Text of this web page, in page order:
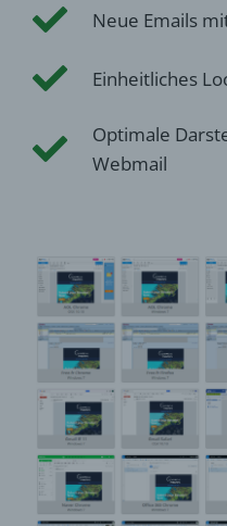
Neue Emails
Einheitliches
Optimale
Webmail